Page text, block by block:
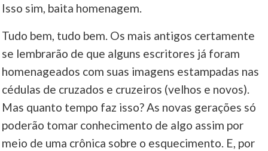
Isso sim, baita homenagem.
Tudo bem, tudo bem. Os mais antigos certamente
se lembrarão de que alguns escritores já foram
homenageados com suas imagens estampadas nas
cédulas de cruzados e cruzeiros (velhos e novos).
Mas quanto tempo faz isso? As novas gerações só
poderão tomar conhecimento de algo assim por
meio de uma crônica sobre o esquecimento. E, por